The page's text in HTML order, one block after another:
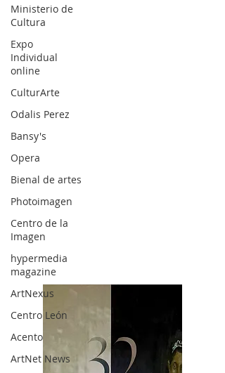
Ministerio de
Cultura
Expo
Individual
online
CulturArte
Odalis Perez
Bansy's
Opera
Bienal de artes
Photoimagen
Centro de la
Imagen
hypermedia
magazine
ArtNexus
Centro León
Acento
ArtNet News